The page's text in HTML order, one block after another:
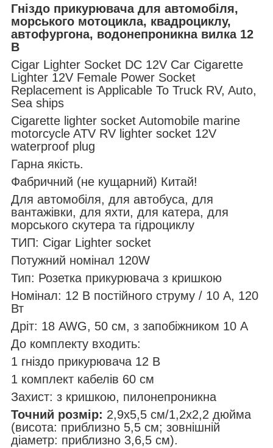
Гніздо прикурювача для автомобіля,
морського мотоцикла, квадроциклу,
автофургона, водонепроникна вилка 12
В
Cigar Lighter Socket DC 12V Car Cigarette
Lighter 12V Female Power Socket
Replacement is Applicable To Truck RV, Auto,
Sea ships
Cigarette lighter socket Automobile marine
motorcycle ATV RV lighter socket 12V
waterproof plug
Гарна якість.
Фабричний (не кущарний) Китай!
Для автомобіля, для автобуса, для
вантажівки, для яхти, для катера, для
морського скутера та гідроциклу
ТИП: Cigar Lighter socket
Потужний номінал 120W
Тип: Розетка прикурювача з кришкою
Номінал: 12 В постійного струму / 10 А, 120
Вт
Дріт: 18 AWG, 50 см, з запобіжником 10 А
До комплекту входить:
1 гніздо прикурювача 12 В
1 комплект кабелів 60 см
Захист: з кришкою, пилонепроникна
Точний розмір: 2,9x5,5 см/1,2x2,2 дюйма
(висота: приблизно 5,5 см; зовнішній
діаметр: приблизно 3,6,5 см).